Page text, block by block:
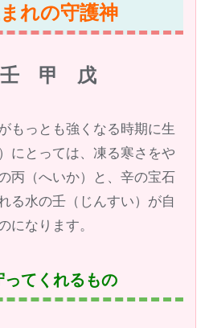
れの守護神
甲 戊
もっとも強くなる時期に生
にとっては、凍る寒さをや
丙（へいか）と、辛の宝石
る水の壬（じんすい）が自
になります。
ってくれるもの